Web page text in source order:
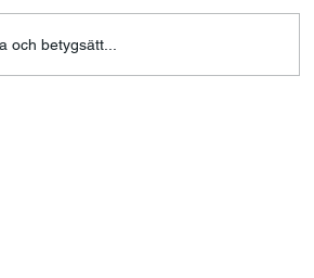
centrum på utbildningen
Framgångsrikt
och betygsätt...